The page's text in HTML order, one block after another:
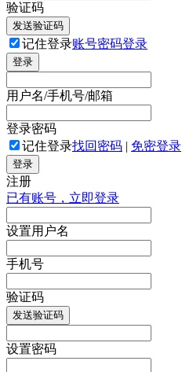
验证码
发送验证码
记住登录账号密码登录
登录
用户名/手机号/邮箱
登录密码
记住登录找回密码 | 免密登录
登录
注册
已有账号，立即登录
设置用户名
手机号
验证码
发送验证码
设置密码